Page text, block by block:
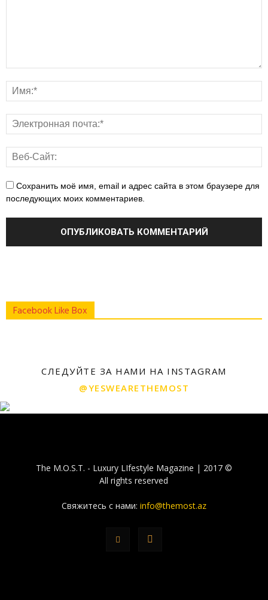
Сохранить моё имя, email и адрес сайта в этом браузере для
последующих моих комментариев.
Facebook Like Box
СЛЕДУЙТЕ ЗА НАМИ НА INSTAGRAM
@YESWEARETHEMOST
The M.O.S.T. - Luxury LIfestyle Magazine | 2017 ©
All rights reserved
Свяжитесь с нами: info@themost.az